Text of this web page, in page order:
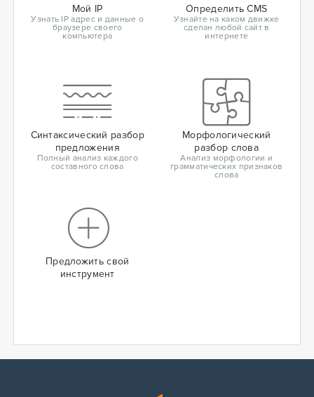
Мой IP
Узнать IP адрес и данные о
браузере своего
компьютера
Определить CMS
Узнайте на каком движке
сделан любой сайт в
интернете
Синтаксический разбор
предложения
Полный анализ каждого
составного слова
Морфологический
разбор слова
Анализ морфологии и
грамматических признаков
слова
Предложить свой
инструмент